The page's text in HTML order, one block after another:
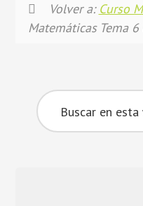
Volver a: Curso
Matemáticas Tema